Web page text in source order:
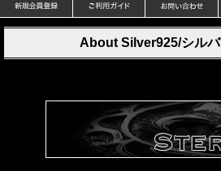
About Silver925/シル